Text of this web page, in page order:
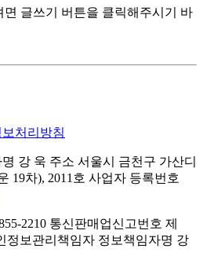
글쓰기 버튼을 클릭해주시기 바
처리방침
강 욱 주소 서울시 금천구 가산디
19차), 2011호 사업자 등록번호
2210 통신판매업신고번호 제
정보관리책임자 정보책임자명 강